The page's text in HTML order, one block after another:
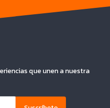
que unen a nuestra